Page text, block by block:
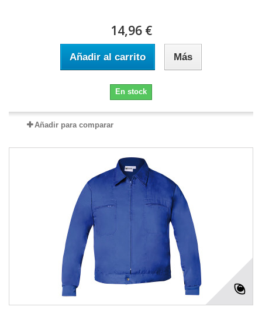
14,96 €
Añadir al carrito Más
En stock
Añadir para comparar